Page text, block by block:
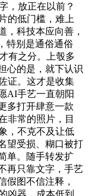
，放正在以前？
的低门槛，难上
，科技本应向善，
特别是通俗通俗
有之分。上彀多
心的是，就下认识
证。这才是收集
AI手艺一直朝阳
多打开肆意一款
非常的照片，目
，不克不及让低
望受损、糊口被打
单。随手转发扩
再只靠文字，手艺
假图不信注释，